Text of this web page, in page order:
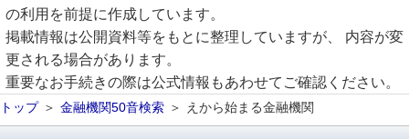
の利用を前提に作成しています。
掲載情報は公開資料等をもとに整理していますが、 内容が変
更される場合があります。
重要なお手続きの際は公式情報もあわせてご確認ください。
トップ 金融機関50音検索 えから始まる金融機関